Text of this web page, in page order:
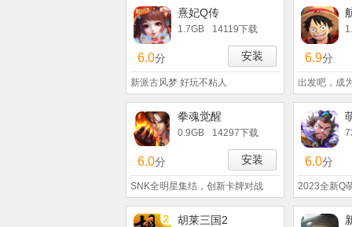
熹妃Q传
1.7GB 14119下载
6.0分 安装
新派古风梦 好玩不粘人
6.9分
出发吧，成
拳魂觉醒
0.9GB 14297下载
6.0分 安装
SNK全明星集结，创新卡牌对战
6.0分
2023全新Q
胡莱三国2